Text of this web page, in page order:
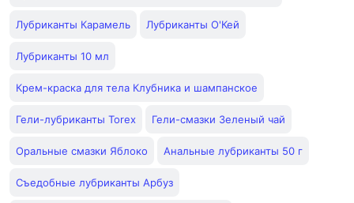
Лубриканты Карамель Лубриканты О'Кей
Лубриканты 10 мл
Крем-краска для тела Клубника и шампанское
Гели-лубриканты Torex Гели-смазки Зеленый чай
Оральные смазки Яблоко Анальные лубриканты 50 г
Съедобные лубриканты Арбуз